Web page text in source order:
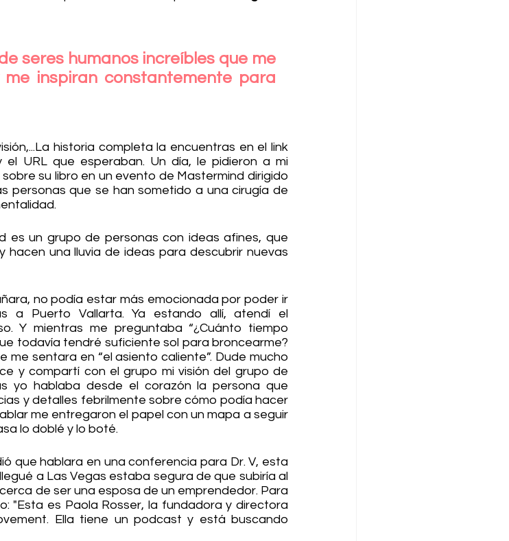
seres humanos increíbles que me
inspiran constantemente para
historia completa la encuentras en el link
URL que esperaban. Un día, le pidieron a mi
su libro en un evento de Mastermind dirigido
personas que se han sometido a una cirugía de
es un grupo de personas con ideas afines, que
una lluvia de ideas para descubrir nuevas
no podía estar más emocionada por poder ir
a Puerto Vallarta. Ya estando allí, atendí el
Y mientras me preguntaba “¿Cuánto tiempo
todavía tendré suficiente sol para broncearme?
me sentara en “el asiento caliente”. Dude mucho
y compartí con el grupo mi visión del grupo de
yo hablaba desde el corazón la persona que
y detalles febrilmente sobre cómo podía hacer
me entregaron el papel con un mapa a seguir
lo doblé y lo boté.
que hablara en una conferencia para Dr. V, esta
a Las Vegas estaba segura de que subiría al
de ser una esposa de un emprendedor. Para
"Esta es Paola Rosser, la fundadora y directora
Ella tiene un podcast y está buscando